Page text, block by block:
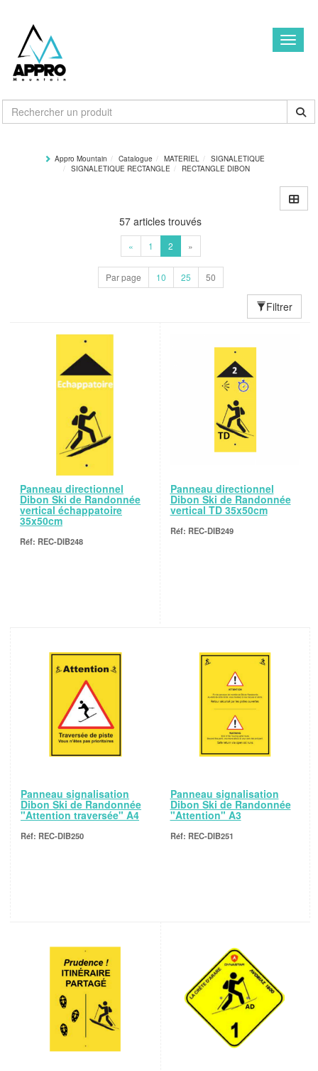
Appro Mountain Catalogue MATERIEL
SIGNALETIQUE
SIGNALETIQUE RECTANGLE
RECTANGLE DIBON
57 articles trouvés
« 1 2 »
Par page 10 25 50
Filtrer
Panneau directionnel
Dibon Ski de Randonnée
vertical échappatoire
35x50cm
REC-DIB248
Panneau directionnel
Dibon Ski de Randonnée
vertical TD 35x50cm
REC-DIB249
Panneau signalisation
Dibon Ski de Randonnée
"Attention traversée" A4
REC-DIB250
Panneau signalisation
Dibon Ski de Randonnée
"Attention" A3
REC-DIB251